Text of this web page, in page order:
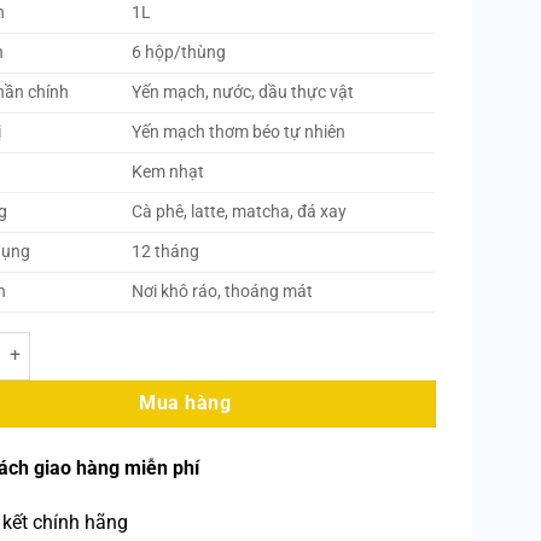
1L
6 hộp/thùng
chính
Yến mạch, nước, dầu thực vật
Yến mạch thơm béo tự nhiên
Kem nhạt
Cà phê, latte, matcha, đá xay
12 tháng
Nơi khô ráo, thoáng mát
Mua hàng
giao hàng miễn phí
chính hãng